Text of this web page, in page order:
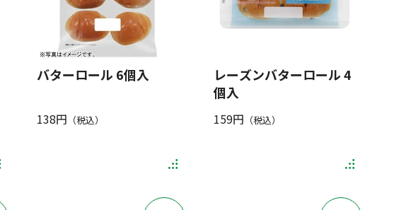
バターロール 6個入
138円 （税込）
レーズンバターロール 4
個入
159円 （税込）